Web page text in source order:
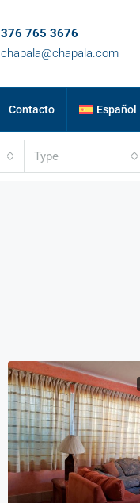
376 765 3676
chapala@chapala.com
Contacto Español
Type